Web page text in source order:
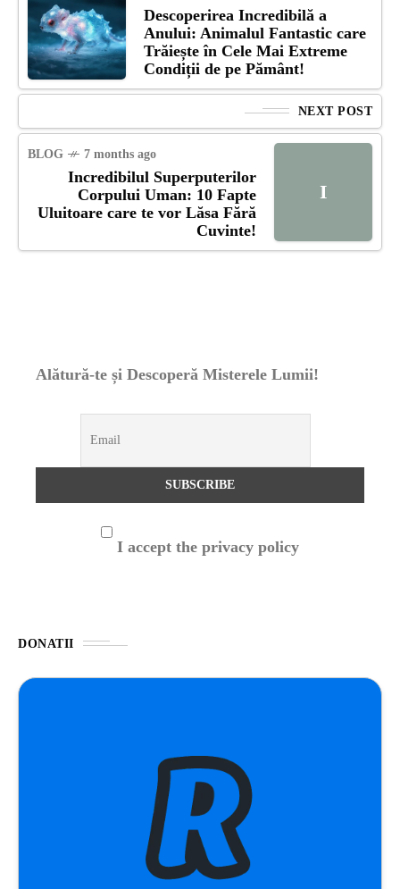
Descoperirea Incredibilă a
Anului: Animalul Fantastic care
Trăiește în Cele Mai Extreme
Condiții de pe Pământ!
NEXT POST
I
BLOG 7 months ago
Incredibilul Superputerilor
Corpului Uman: 10 Fapte
Uluitoare care te vor Lăsa Fără
Cuvinte!
Alătură-te și Descoperă Misterele Lumii!
I accept the privacy policy
DONATII